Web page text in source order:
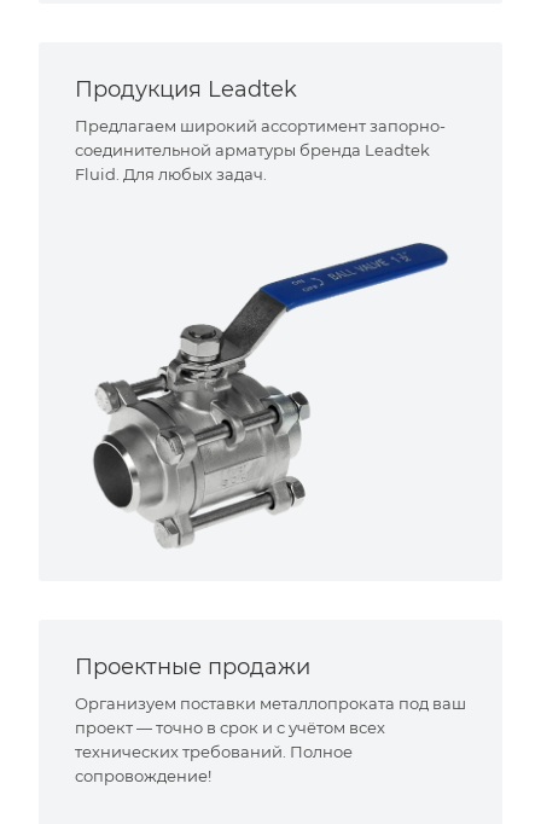
Продукция Leadtek
Предлагаем широкий ассортимент запорно-
соединительной арматуры бренда Leadtek
Fluid. Для любых задач.
Проектные продажи
Организуем поставки металлопроката под ваш
проект — точно в срок и с учётом всех
технических требований. Полное
сопровождение!